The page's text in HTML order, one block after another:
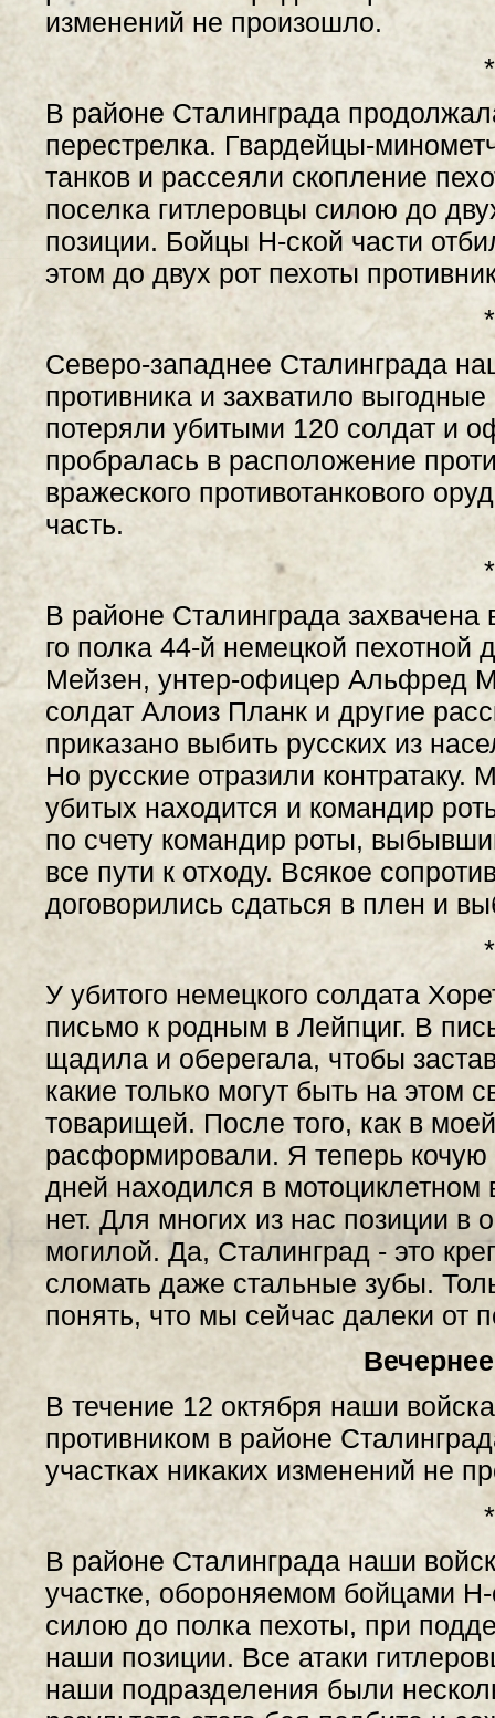
изменений не произошло.
В районе Сталинграда
перестрелка. Гвардейцы-
танков и рассеяли скопление
поселка гитлеровцы силою до
позиции. Бойцы Н-ской части
этом до двух рот пехоты
Северо-западнее Сталинграда
противника и захватило
потеряли убитыми 120 солдат и
пробралась в расположение
вражеского противотанкового
часть.
В районе Сталинграда захвачена
го полка 44-й немецкой
Мейзен, унтер-офицер Альфред
солдат Алоиз Планк и другие
приказано выбить русских из
Но русские отразили
убитых находится и командир
по счету командир роты,
все пути к отходу. Всякое
договорились сдаться в плен и
У убитого немецкого солдата
письмо к родным в Лейпциг. В
щадила и оберегала, чтобы
какие только могут быть на этом
товарищей. После того, как в
расформировали. Я теперь кочую
дней находился в мотоциклетном
нет. Для многих из нас позиции в
могилой. Да, Сталинград - это
сломать даже стальные зубы.
понять, что мы сейчас далеки от
В течение 12 октября наши
противником в районе
участках никаких изменений не
В районе Сталинграда наши
участке, обороняемом бойцами Н-
силою до полка пехоты, при
наши позиции. Все атаки
наши подразделения были